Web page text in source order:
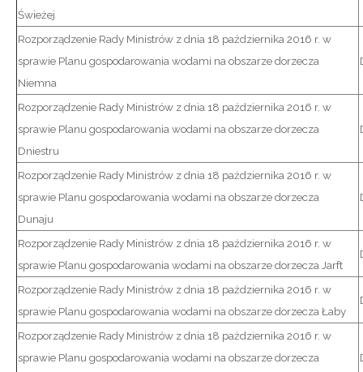
Świeżej
Rozporządzenie Rady Ministrów z dnia 18 października 2016 r. w
sprawie Planu gospodarowania wodami na obszarze dorzecza
Niemna
Rozporządzenie Rady Ministrów z dnia 18 października 2016 r. w
sprawie Planu gospodarowania wodami na obszarze dorzecza
Dniestru
Rozporządzenie Rady Ministrów z dnia 18 października 2016 r. w
sprawie Planu gospodarowania wodami na obszarze dorzecza
Dunaju
Rozporządzenie Rady Ministrów z dnia 18 października 2016 r. w
sprawie Planu gospodarowania wodami na obszarze dorzecza Jarft
Rozporządzenie Rady Ministrów z dnia 18 października 2016 r. w
sprawie Planu gospodarowania wodami na obszarze dorzecza Łaby
Rozporządzenie Rady Ministrów z dnia 18 października 2016 r. w
sprawie Planu gospodarowania wodami na obszarze dorzecza